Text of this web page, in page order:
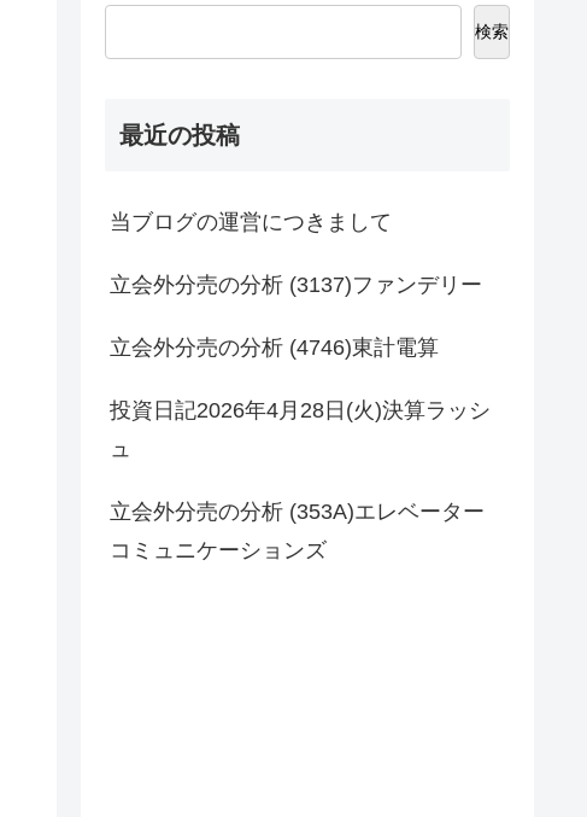
検索
最近の投稿
当ブログの運営につきまして
立会外分売の分析 (3137)ファンデリー
立会外分売の分析 (4746)東計電算
投資日記2026年4月28日(火)決算ラッシ
ュ
立会外分売の分析 (353A)エレベーター
コミュニケーションズ